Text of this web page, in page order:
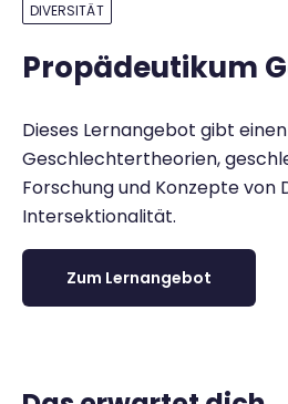
DIVERSITÄT
Propädeutikum
Dieses Lernangebot gibt
Geschlechtertheorien,
Forschung und Konzepte von
Intersektionalität.
Zum Lernangebot